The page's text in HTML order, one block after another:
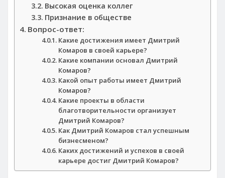
Высокая оценка коллег
Признание в обществе
Вопрос-ответ:
Какие достижения имеет Дмитрий
Комаров в своей карьере?
Какие компании основал Дмитрий
Комаров?
Какой опыт работы имеет Дмитрий
Комаров?
Какие проекты в области
благотворительности организует
Дмитрий Комаров?
Как Дмитрий Комаров стал успешным
бизнесменом?
Каких достижений и успехов в своей
карьере достиг Дмитрий Комаров?